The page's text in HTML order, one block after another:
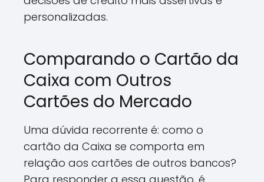
personalizadas.
Comparando o Cartão da
Caixa com Outros
Cartões do Mercado
Uma dúvida recorrente é: como o
cartão da Caixa se comporta em
relação aos cartões de outros bancos?